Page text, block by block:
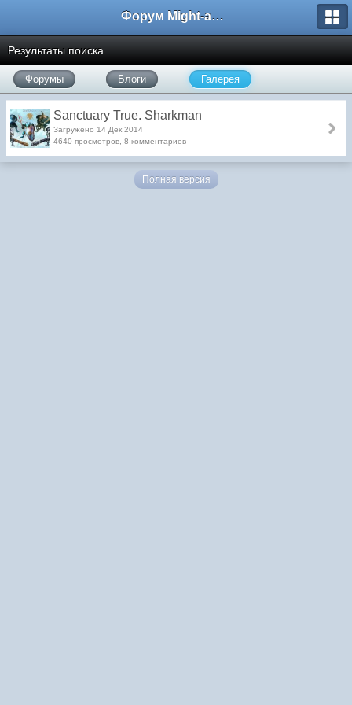
Форум Might-and-Magic.ru
Результаты поиска
Форумы Блоги Галерея
Sanctuary True. Sharkman
Загружено 14 Дек 2014
4640 просмотров, 8 комментариев
Полная версия